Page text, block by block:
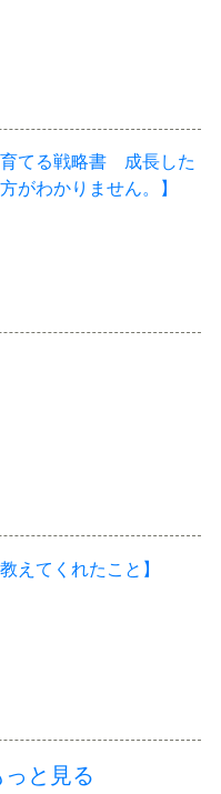
育てる戦略書 成長した
がわかりません。】
えてくれたこと】
と見る